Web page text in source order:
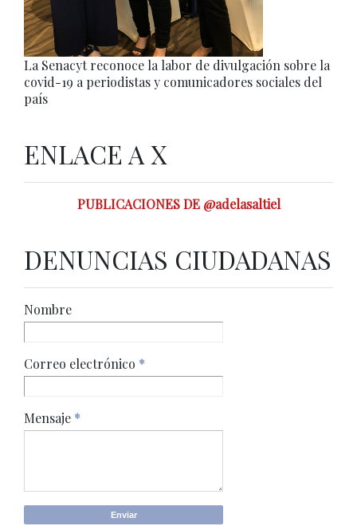
La Senacyt reconoce la labor de divulgación sobre la
covid-19 a periodistas y comunicadores sociales del
país
ENLACE A X
PUBLICACIONES DE @adelasaltiel
DENUNCIAS CIUDADANAS
Nombre
Correo electrónico *
Mensaje *